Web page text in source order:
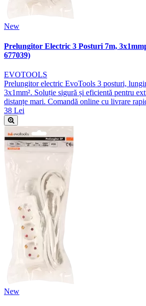
New
Prelungitor Electric 3 Posturi 7m,
677039)
EVOTOOLS
Prelungitor electric EvoTools 3 posturi,
3x1mm². Soluție sigură și eficientă pentru
distanțe mari. Comandă online cu livrare
38 Lei
New